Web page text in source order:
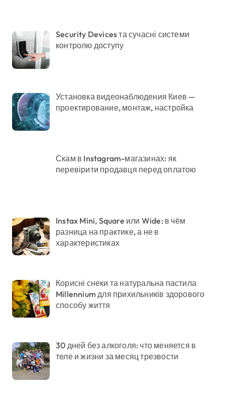
Security Devices та сучасні системи
контролю доступу
Установка видеонаблюдения Киев —
проектирование, монтаж, настройка
Скам в Instagram-магазинах: як
перевірити продавця перед оплатою
Instax Mini, Square или Wide: в чём
разница на практике, а не в
характеристиках
Корисні снеки та натуральна пастила
Millennium для прихильників здорового
способу життя
30 дней без алкоголя: что меняется в
теле и жизни за месяц трезвости